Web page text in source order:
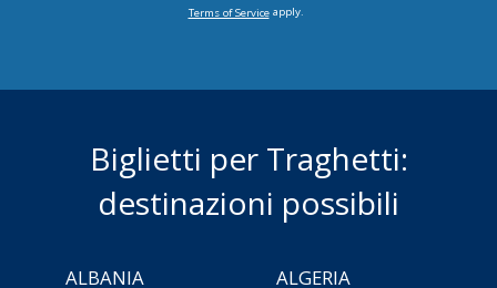
Terms of Serviceapply.
Biglietti per Traghetti:
destinazioni possibili
ALBANIA
ALGERIA